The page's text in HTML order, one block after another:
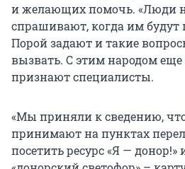
и желающих помочь. «Люди
спрашивают, когда им будут
Порой задают и такие
вызвать. С этим народом еще
признают специалисты.
«Мы приняли к сведению,
принимают на пунктах
посетить ресурс «Я —